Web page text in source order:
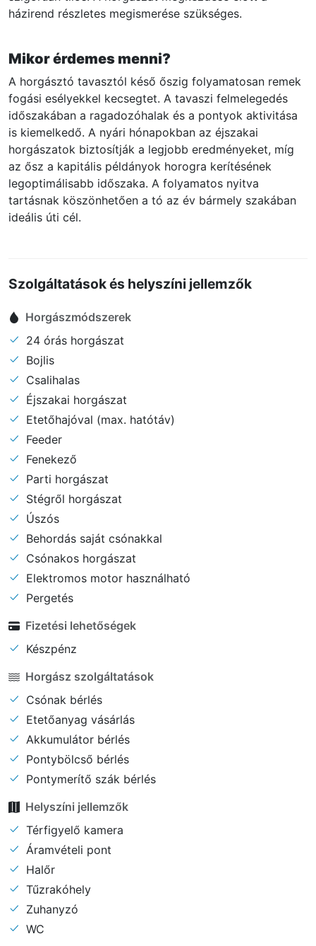
házirend részletes megismerése szükséges.
Mikor érdemes menni?
A horgásztó tavasztól késő őszig folyamatosan remek
fogási esélyekkel kecsegtet. A tavaszi felmelegedés
időszakában a ragadozóhalak és a pontyok aktivitása
is kiemelkedő. A nyári hónapokban az éjszakai
horgászatok biztosítják a legjobb eredményeket, míg
az ősz a kapitális példányok horogra kerítésének
legoptimálisabb időszaka. A folyamatos nyitva
tartásnak köszönhetően a tó az év bármely szakában
ideális úti cél.
Szolgáltatások és helyszíni jellemzők
Horgászmódszerek
24 órás horgászat
Bojlis
Csalihalas
Éjszakai horgászat
Etetőhajóval (max. hatótáv)
Feeder
Fenekező
Parti horgászat
Stégről horgászat
Úszós
Behordás saját csónakkal
Csónakos horgászat
Elektromos motor használható
Pergetés
Fizetési lehetőségek
Készpénz
Horgász szolgáltatások
Csónak bérlés
Etetőanyag vásárlás
Akkumulátor bérlés
Pontybölcső bérlés
Pontymerítő szák bérlés
Helyszíni jellemzők
Térfigyelő kamera
Áramvételi pont
Halőr
Tűzrakóhely
Zuhanyzó
WC